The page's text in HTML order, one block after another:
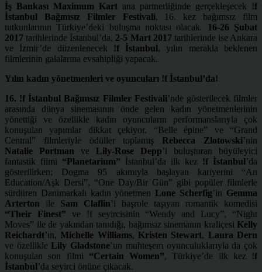
İş Bankası Maximum Kart ana partnerliğinde gerçekleşecek !f
İstanbul Bağımsız Filmler Festivali, 16. kez bağımsız film
tutkunlarının Türkiye’deki buluşma noktası olacak. 16-26 Şubat
2017 tarihlerinde İstanbul’da, 2-5 Mart 2017tarihlerinde ise Ankara
ve İzmir’de düzenlenecek !f İstanbul, yılın merakla beklenen
filmlerinin galalarına evsahipliği yapacak.
Yılın kadın yönetmenleri ve oyuncuları !f İstanbul’da!
16. !f İstanbul Bağımsız Filmler Festivali’nde gösterilecek filmler
arasında dünya sinemasının önde gelen kadın yönetmenlerinin
yönettiği ve özellikle kadın oyuncuların performanslarıyla çok
konuşulan yapımlar dikkat çekiyor. “Belle épine” ve “Grand
Central” filmleriyle ödüller toplamış Rebecca Zlotowski’nin
Natalie Portman ve Lily-Rose Depp’i buluşturan büyüleyici
fantastik filmi “Planetarium” İstanbul’da ilk kez !f İstanbul’da
gösterilirken; Dogma 95 akımıyla başlayan kariyerini “An
Education/Aşk Dersi”, “One Day/Bir Gün” gibi popüler filmlerle
sürdüren Danimarkalı kadın yönetmen Lone Scherfig’in Gemma
Arterton ile Sam Claflin’i başrole taşıyan romantik komedisi
“Their Finest” ve !f seyircisinin “Wendy and Lucy”, “Night
Moves” ile de yakından tanıdığı, bağımsız sinemanın kraliçesi Kelly
Reichardt’ın, Michelle Williams, Kristen Stewart, Laura Dern
ve özellikle Lily Gladstone’un muhteşem oyunculuklarıyla da çok
konuşulan son filmi “Certain Women”, Türkiye’de ilk kez !f
İstanbul’da seyirci önüne çıkacak.